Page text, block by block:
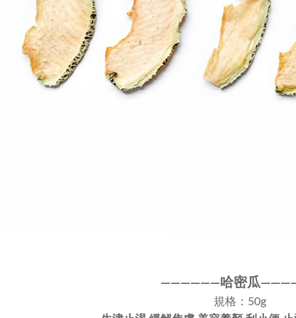
——————哈密瓜——
規格：50g